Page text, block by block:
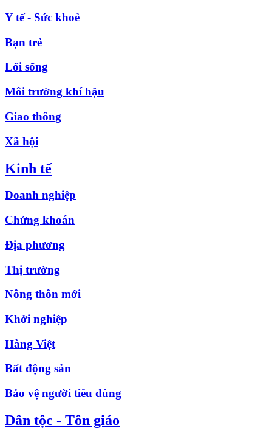
Y tế - Sức khoẻ
Bạn trẻ
Lối sống
Môi trường khí hậu
Giao thông
Xã hội
Kinh tế
Doanh nghiệp
Chứng khoán
Địa phương
Thị trường
Nông thôn mới
Khởi nghiệp
Hàng Việt
Bất động sản
Bảo vệ người tiêu dùng
Dân tộc - Tôn giáo